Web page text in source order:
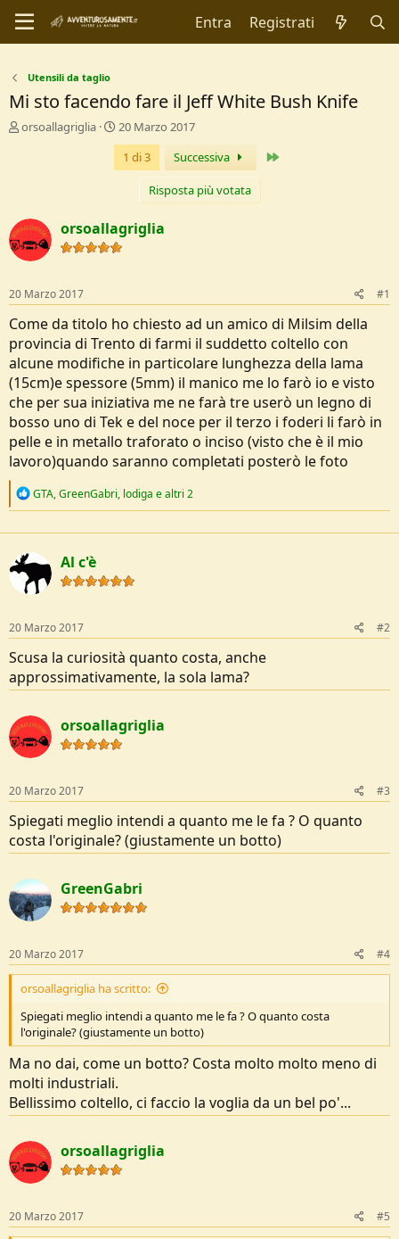
Entra Registrati
Utensili da taglio
Mi sto facendo fare il Jeff White Bush Knife
C
r
e
D
s
c
u
s
s
i
o
n
orsoallagriglia
D
a
a
I
n
i
o
20 Marzo 2017
1 di 3
Successiva
Risposta più votata
orsoallagriglia
20 Marzo 2017 #1
Come da titolo ho chiesto ad un amico di Milsim della
provincia di Trento di farmi il suddetto coltello con
alcune modifiche in particolare lunghezza della lama
(15cm)e spessore (5mm) il manico me lo farò io e visto
che per sua iniziativa me ne farà tre userò un legno di
bosso uno di Tek e del noce per il terzo i foderi li farò in
pelle e in metallo traforato o inciso (visto che è il mio
lavoro)quando saranno completati posterò le foto
R
c
i
o
n
:
GTA,GreenGabri, lodiga e altri 2
Al c'è
20 Marzo 2017 #2
Scusa la curiosità quanto costa, anche
approssimativamente, la sola lama?
orsoallagriglia
20 Marzo 2017 #3
Spiegati meglio intendi a quanto me le fa ? O quanto
costa l'originale? (giustamente un botto)
GreenGabri
20 Marzo 2017 #4
orsoallagriglia ha scritto:
Spiegati meglio intendi a quanto me le fa ? O quanto costa
l'originale? (giustamente un botto)
Ma no dai, come un botto? Costa molto molto meno di
molti industriali.
Bellissimo coltello, ci faccio la voglia da un bel po'...
orsoallagriglia
20 Marzo 2017 #5